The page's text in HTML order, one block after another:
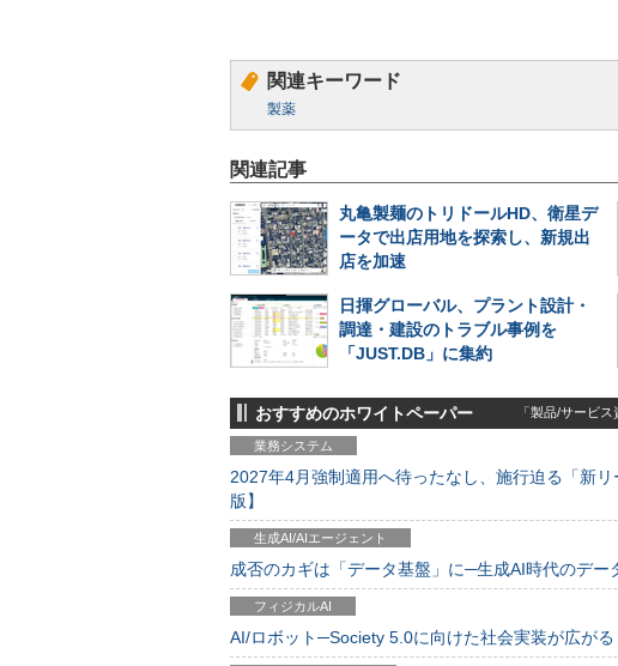
関連キーワード
製薬
関連記事
丸亀製麺のトリドールHD、衛星デ
ータで出店用地を探索し、新規出
店を加速
日揮グローバル、プラント設計・
調達・建設のトラブル事例を
「JUST.DB」に集約
おすすめのホワイトペーパー 「製品/サービ
業務システム
2027年4月強制適用へ待ったなし、施行迫る「新
版】
生成AI/AIエージェント
成否のカギは「データ基盤」に─生成AI時代のデー
フィジカルAI
AI/ロボット─Society 5.0に向けた社会実装が広がる